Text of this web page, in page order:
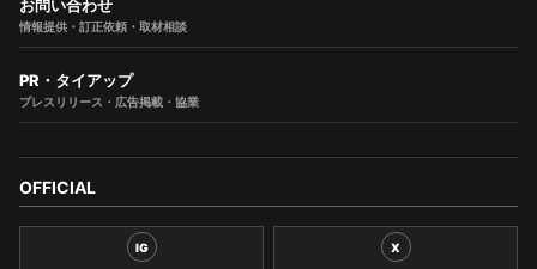
お問い合わせ
情報提供・訂正依頼・取材相談
PR・タイアップ
プレスリリース・広告掲載・協業
OFFICIAL
IG X